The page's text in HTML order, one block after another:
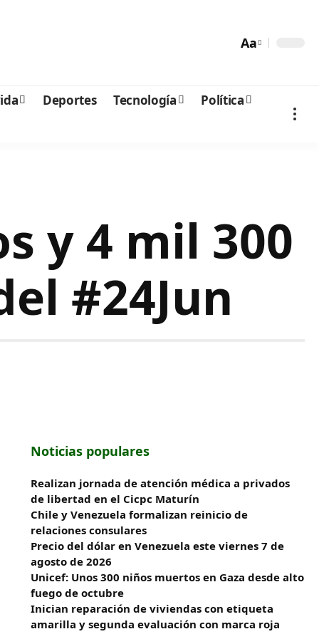
Aa
Deportes Tecnología
Política
y 4 mil 300
#24Jun
Noticias populares
Realizan jornada de atención médica a privados
de libertad en el Cicpc Maturín
Chile y Venezuela formalizan reinicio de
relaciones consulares
Precio del dólar en Venezuela este viernes 7 de
agosto de 2026
Unicef: Unos 300 niños muertos en Gaza desde alto
fuego de octubre
Inician reparación de viviendas con etiqueta
amarilla y segunda evaluación con marca roja